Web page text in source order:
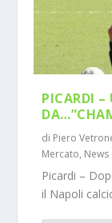
PECORARO
MISTER
ANNI C...
PICARDI –
di Piero
Mercato, News
Picardi –
il Napoli